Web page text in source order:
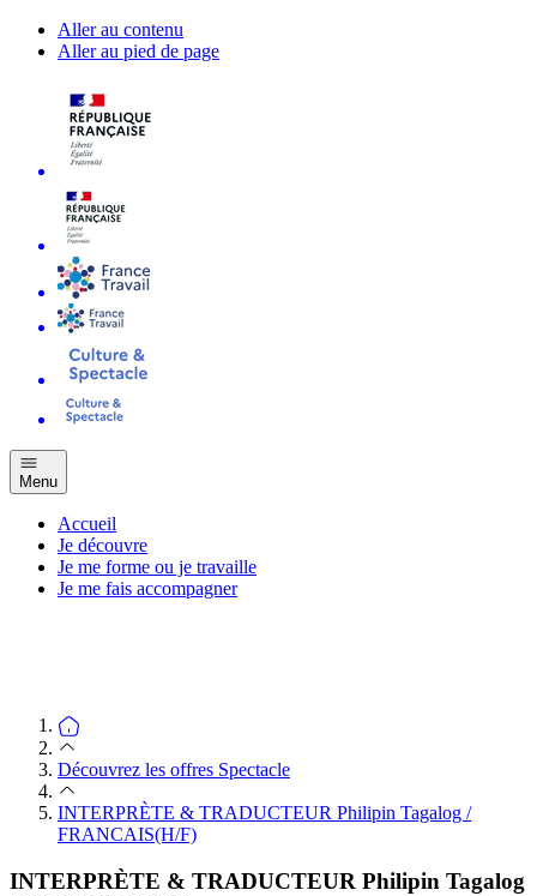
Aller au contenu
Aller au pied de page
Menu
Accueil
Je découvre
Je me forme ou je travaille
Je me fais accompagner
Découvrez les offres Spectacle
INTERPRÈTE & TRADUCTEUR Philipin Tagalog /
FRANCAIS(H/F)
INTERPRÈTE & TRADUCTEUR Philipin Tagalog